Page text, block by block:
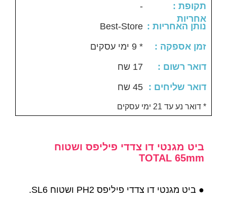
: תקופת
אחריות
-
: נותן האחריות
Best-Store
: זמן אספקה
* 9 ימי עסקים
: דואר רשום
17 שח
: דואר שליחים
45 שח
דואר נע עד 21 ימי עסקים *
ביט מגנטי דו צדדי פיליפס ושטוח
TOTAL 65mm
● ביט מגנטי דו צדדי פיליפס PH2 ושטוח SL6.